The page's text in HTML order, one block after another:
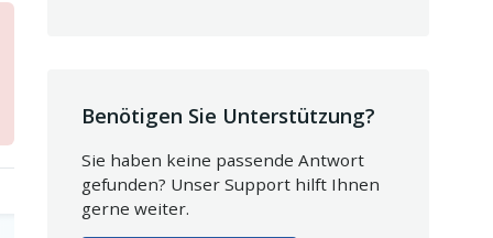
Benötigen Sie Unterstützung?
Sie haben keine passende Antwort
gefunden? Unser Support hilft Ihnen
gerne weiter.